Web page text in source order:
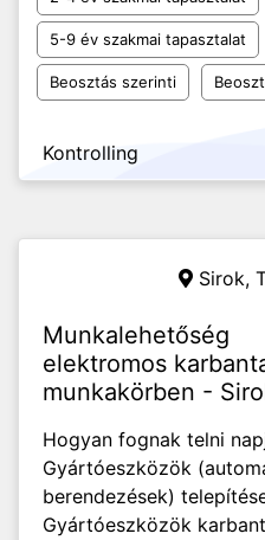
5-9 év szakmai tapasztalat
Beosztás szerinti
Kontrolling
Sirok,
Munkalehetőség
elektromos
munkakörben -
Hogyan fognak telni
Gyártóeszközök
berendezések)
Gyártóeszközök